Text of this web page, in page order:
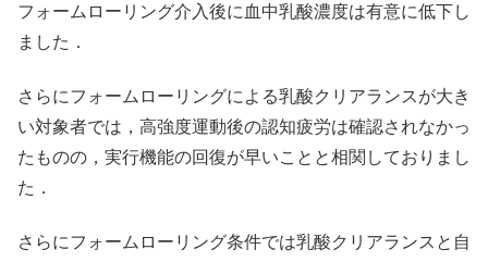
フォームローリング介入後に血中乳酸濃度は有意に低下し
ました．
さらにフォームローリングによる乳酸クリアランスが大き
い対象者では，高強度運動後の認知疲労は確認されなかっ
たものの，実行機能の回復が早いことと相関しておりまし
た．
さらにフォームローリング条件では乳酸クリアランスと自